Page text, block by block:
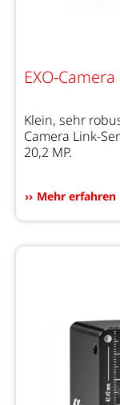
EXO-
Klein, sehr
Camera Link-
20,2 MP.
Mehr erfahren